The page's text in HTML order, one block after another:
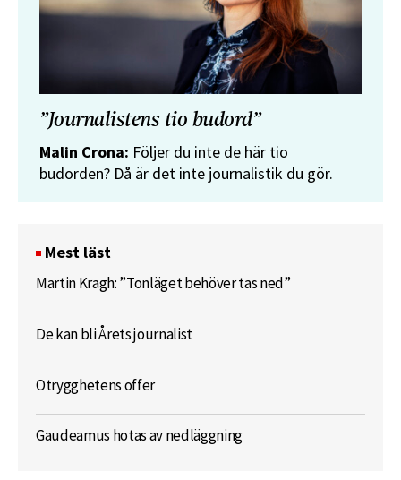
”Journalistens tio budord”
Malin Crona: Följer du inte de här tio
budorden? Då är det inte journalistik du gör.
Mest läst
Martin Kragh: ”Tonläget behöver tas ned”
De kan bli Årets journalist
Otrygghetens offer
Gaudeamus hotas av nedläggning